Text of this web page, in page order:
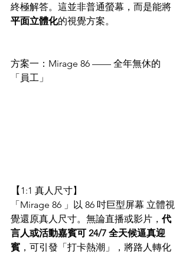
終極解答。這並非普通螢幕，而是能將
平面立體化的視覺方案。
方案一：Mirage 86 —— 全年無休的
「員工」
【 1:1 真人尺寸】
「Mirage 86 」以 86 吋巨型屏幕 立體視
覺還原真人尺寸。無論直播或影片，代
言人或活動嘉賓可 24/7 全天候逼真迎
賓 ，可引發「打卡熱潮」，將路人轉化